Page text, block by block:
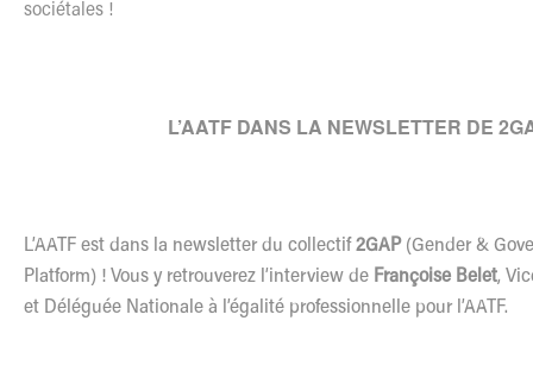
sociétales !
L’AATF DANS LA NEWSLETTER DE
L’AATF est dans la newsletter du collectif2GAP(Gender &
Platform) ! Vous y retrouverez l’interview de Françoise Belet,
et Déléguée Nationale à l’égalité professionnelle pour l’AATF.